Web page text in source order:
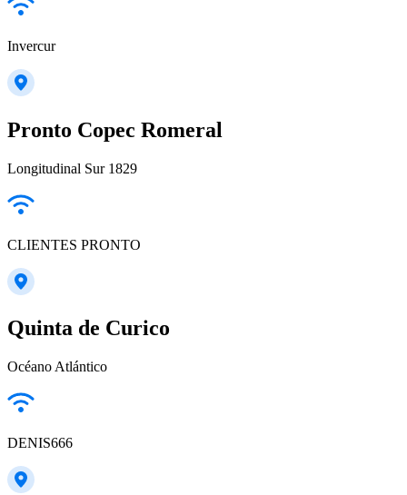
Invercur
Pronto Copec Romeral
Longitudinal Sur 1829
CLIENTES PRONTO
Quinta de Curico
Océano Atlántico
DENIS666